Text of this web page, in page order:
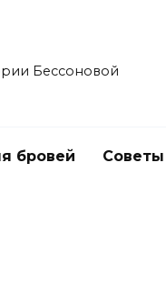
Бессоновой
бровей Советы